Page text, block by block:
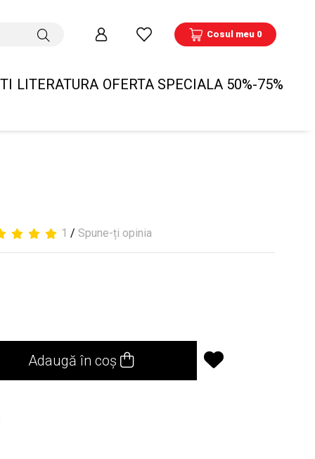
Cosul meu 0
LITERATURA OFERTA SPECIALA 50%-75%
1 / Spune-ți opinia
Adaugă în coș